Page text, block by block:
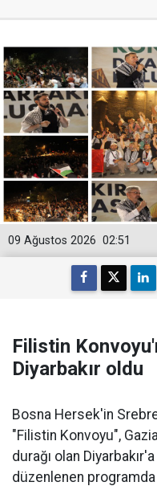
02:51
09 Ağustos 2026
Filistin
Diyarbakır oldu
Bosna Hersek'in
"Filistin Konvoyu",
durağı olan
düzenlenen